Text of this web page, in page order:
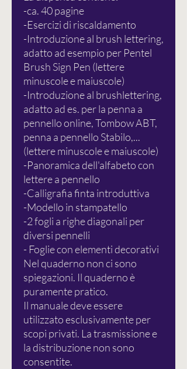
-ca. 40 pagine
-Esercizi di riscaldamento
-Introduzione al brush lettering,
adatto ad esempio per Pentel
Brush Sign Pen (lettere
minuscole e maiuscole)
-Introduzione al brushlettering,
adatto ad es. per la penna a
pennello online, Tombow ABT,
penna a pennello Stabilo,...
(lettere minuscole e maiuscole)
-Panoramica dell'alfabeto con
lettere a pennello
-Calligrafia finta introduttiva
-Modello in stampatello
-2 fogli a righe diagonali per
diversi pennelli
- Foglie con elementi decorativi
Nel quaderno non ci sono
spiegazioni. Il quaderno è
puramente pratico.
Il manuale deve essere
utilizzato esclusivamente per
scopi privati. La trasmissione e
la distribuzione non sono
consentite.